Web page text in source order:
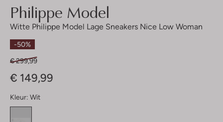
Philippe Model
Witte Philippe Model Lage Sneakers Nice Low Woman
-50%
€ 299,99
€ 149,99
Kleur: Wit